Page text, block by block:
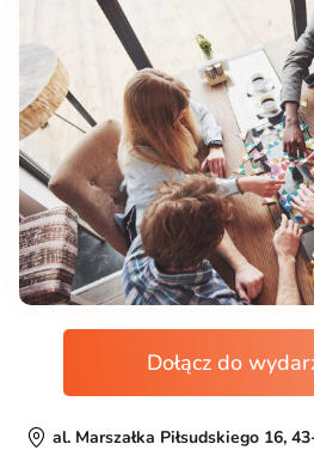
Dołącz do
al. Marszałka Piłsudskiego 16,